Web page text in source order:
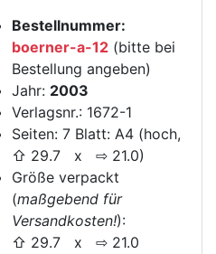
Bestellnummer:
boerner-a-12 (bitte bei
Bestellung angeben)
Jahr: 2003
Verlagsnr.: 1672-1
Seiten: 7 Blatt: A4 (hoch,
⇧ 29.7 x ⇨ 21.0)
Größe verpackt
(maßgebend für
Versandkosten!):
⇧ 29.7 x ⇨ 21.0